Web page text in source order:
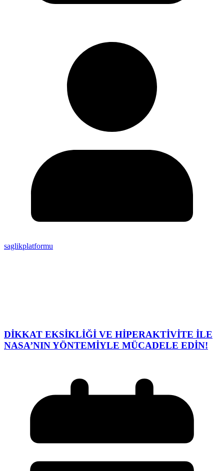
saglikplatformu
DİKKAT EKSİKLİĞİ VE HİPERAKTİVİTE İLE
NASA’NIN YÖNTEMİYLE MÜCADELE EDİN!